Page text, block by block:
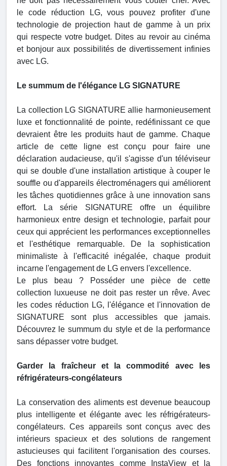
le code réduction LG, vous pouvez profiter d'une
technologie de projection haut de gamme à un prix
qui respecte votre budget. Dites au revoir au cinéma
et bonjour aux possibilités de divertissement infinies
avec LG.
Le summum de l'élégance LG SIGNATURE
La collection LG SIGNATURE allie harmonieusement
luxe et fonctionnalité de pointe, redéfinissant ce que
devraient être les produits haut de gamme. Chaque
article de cette ligne est conçu pour faire une
déclaration audacieuse, qu'il s'agisse d'un téléviseur
qui se double d'une installation artistique à couper le
souffle ou d'appareils électroménagers qui améliorent
les tâches quotidiennes grâce à une innovation sans
effort. La série SIGNATURE offre un équilibre
harmonieux entre design et technologie, parfait pour
ceux qui apprécient les performances exceptionnelles
et l'esthétique remarquable. De la sophistication
minimaliste à l'efficacité inégalée, chaque produit
incarne l'engagement de LG envers l'excellence.
Le plus beau ? Posséder une pièce de cette
collection luxueuse ne doit pas rester un rêve. Avec
les codes réduction LG, l'élégance et l'innovation de
SIGNATURE sont plus accessibles que jamais.
Découvrez le summum du style et de la performance
sans dépasser votre budget.
Garder la fraîcheur et la commodité avec les
réfrigérateurs-congélateurs
La conservation des aliments est devenue beaucoup
plus intelligente et élégante avec les réfrigérateurs-
congélateurs. Ces appareils sont conçus avec des
intérieurs spacieux et des solutions de rangement
astucieuses qui facilitent l'organisation des courses.
Des fonctions innovantes comme InstaView et la